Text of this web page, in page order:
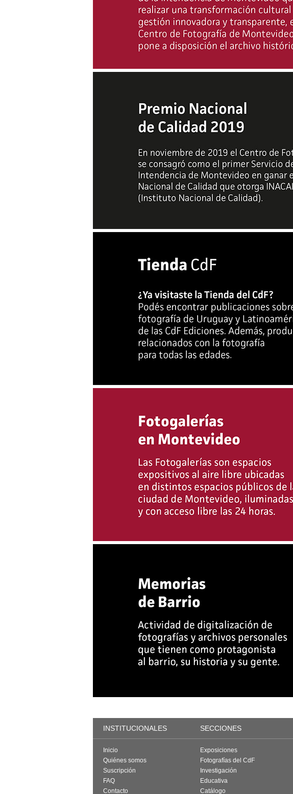
INSTITUCIONALES SECCIONES
Inicio
Quiénes somos
Suscripción
FAQ
Contacto
Exposiciones
Fotografías del CdF
Investigación
Educativa
Catálogo